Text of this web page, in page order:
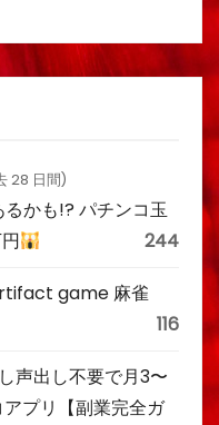
28 日間)
るかも!? パチンコ玉
244
game 麻雀
116
声出し不要で月3〜
プリ【副業完全ガ